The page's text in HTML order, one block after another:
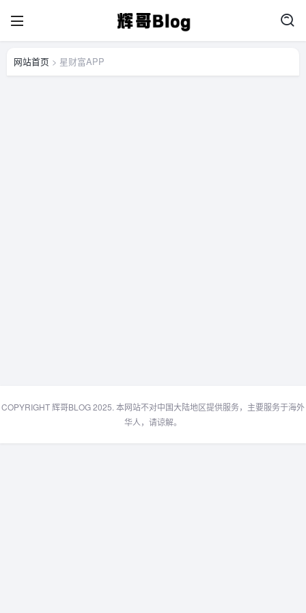
网站首页 > 星财富APP
COPYRIGHT 辉哥BLOG 2025. 本网站不对中国大陆地区提供服务，主要服务于海外
华人，请谅解。